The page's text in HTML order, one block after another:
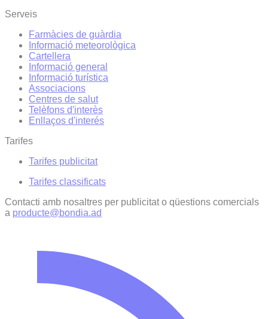
Serveis
Farmàcies de guàrdia
Informació meteorològica
Cartellera
Informació general
Informació turística
Associacions
Centres de salut
Telèfons d'interès
Enllaços d'interés
Tarifes
Tarifes publicitat
Tarifes classificats
Contacti amb nosaltres per publicitat o qüestions comercials
a producte@bondia.ad